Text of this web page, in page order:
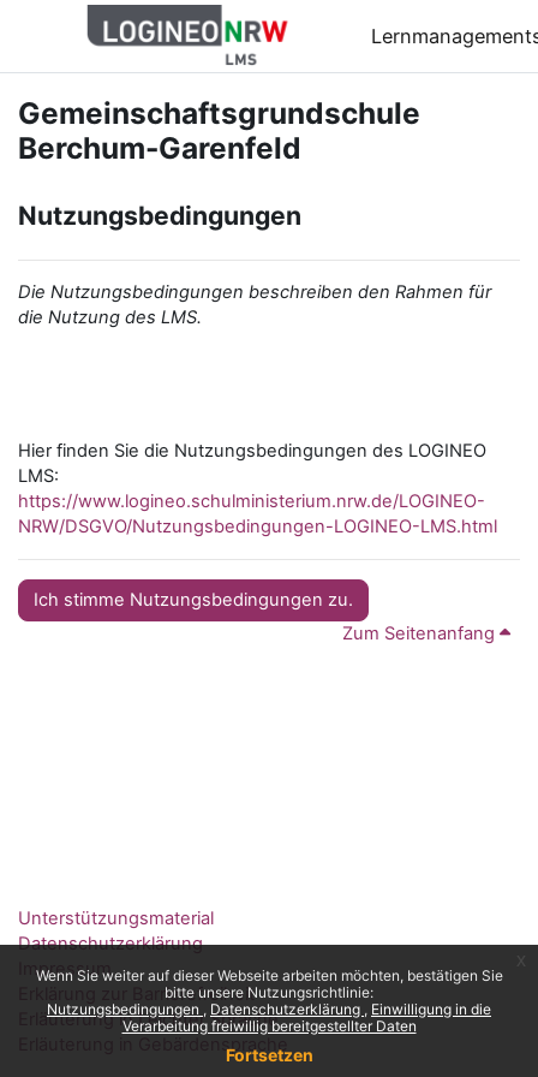
Zum Hauptinhalt
Wenn Sie weiter auf dieser Webseite arbeiten möchten, bestätigen Sie
bitte unsere Nutzungsrichtlinie:
Nutzungsbedingungen
Datenschutzerklärung
Einwilligung in die
Verarbeitung freiwillig bereitgestellter Daten
Fortsetzen
Gemeinschaftsgrundschule
Berchum-Garenfeld
Nutzungsbedingungen
Die Nutzungsbedingungen beschreiben den Rahmen für
die Nutzung des LMS.
Hier finden Sie die Nutzungsbedingungen des LOGINEO
LMS:
https://www.logineo.schulministerium.nrw.de/LOGINEO-
NRW/DSGVO/Nutzungsbedingungen-LOGINEO-LMS.html
Ich stimme Nutzungsbedingungen zu.
Zum Seitenanfang
Unterstützungsmaterial
Datenschutzerklärung
Impressum
Erklärung zur Barrierefreiheit
Erläuterung in Leichter Sprache
Erläuterung in Gebärdensprache